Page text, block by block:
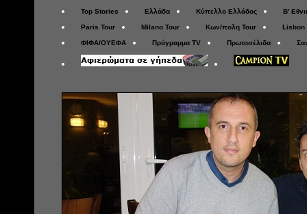
Top Stories Ελλάδα Κύπελλο Ελλάδος Β'
Paris Tour Milano Tour Κων/πολη Tour Lisbon
ΦΙΦΑ/ΟΥΕΦΑ Πρόγραμμα TV Πρωτοσέλιδα